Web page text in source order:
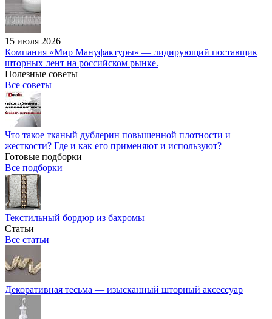
15 июля 2026
Компания «Мир Мануфактуры» — лидирующий поставщик
шторных лент на российском рынке.
Полезные советы
Все советы
Что такое тканый дублерин повышенной плотности и
жесткости? Где и как его применяют и используют?
Готовые подборки
Все подборки
Текстильный бордюр из бахромы
Статьи
Все статьи
Декоративная тесьма — изысканный шторный аксессуар